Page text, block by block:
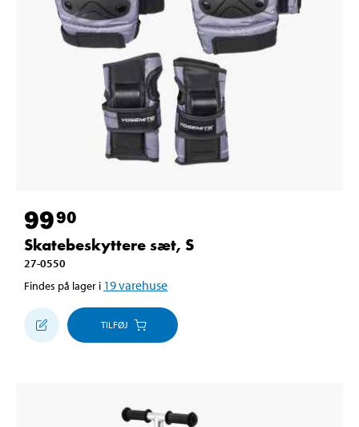
9990
Skatebeskyttere sæt, S
27-0550
Findes på lager i 19varehuse
TILFØJ